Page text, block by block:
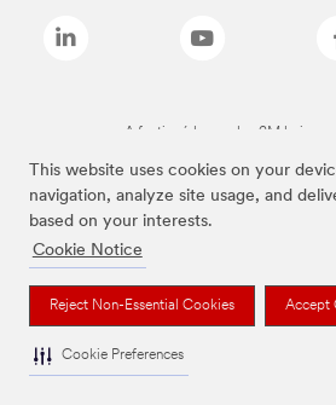
This website uses cookies on your
navigation, analyze site usage, and
based on your interests.
Cookie Notice
Reject Non-Essential Cookies Accept
Cookie Preferences
A fenti márkanevek a 3M